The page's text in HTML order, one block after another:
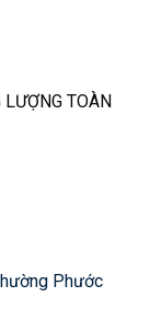
LƯỢNG TOÀN
Phước